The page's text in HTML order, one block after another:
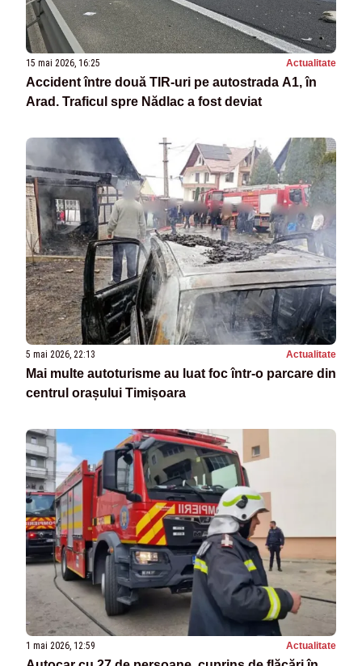
15 mai 2026, 16:25 Actualitate
Accident între două TIR-uri pe autostrada A1, în
Arad. Traficul spre Nădlac a fost deviat
5 mai 2026, 22:13 Actualitate
Mai multe autoturisme au luat foc într-o parcare din
centrul orașului Timișoara
1 mai 2026, 12:59 Actualitate